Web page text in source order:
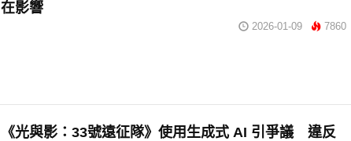
在影響
2026-01-09 7860
《光與影：33號遠征隊》使用生成式 AI 引爭議 違反